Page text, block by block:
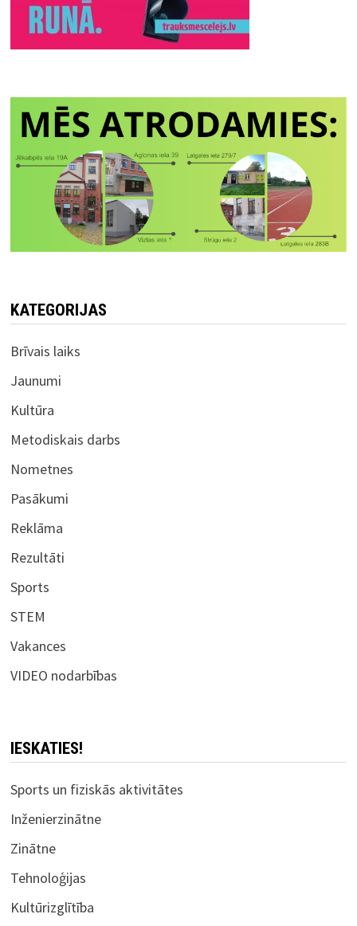
KATEGORIJAS
Brīvais laiks
Jaunumi
Kultūra
Metodiskais darbs
Nometnes
Pasākumi
Reklāma
Rezultāti
Sports
STEM
Vakances
VIDEO nodarbības
IESKATIES!
Sports un fiziskās aktivitātes
Inženierzinātne
Zinātne
Tehnoloģijas
Kultūrizglītība